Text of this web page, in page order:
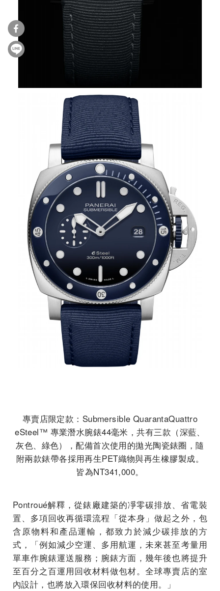
專賣店限定款：Submersible QuarantaQuattro
eSteel™ 專業潛水腕錶44毫米，共有三款（深藍、
灰色、綠色），配備首次使用的拋光陶瓷錶圈，隨
附兩款錶帶各採用再生PET織物與再生橡膠製成。
皆為NT341,000。
Pontroué解釋，從錶廠建築的凈零碳排放、省電裝
置、多項回收再循環流程「從本身」做起之外，包
含原物料和產品運輸，都致力於減少碳排放的方
式，「例如減少空運、多用航運，未來甚至考量用
單車作腕錶運送服務；腕錶方面，幾年後也將提升
至百分之百運用回收材料做包材。全球專賣店的室
內設計，也將放入環保回收材料的使用。」